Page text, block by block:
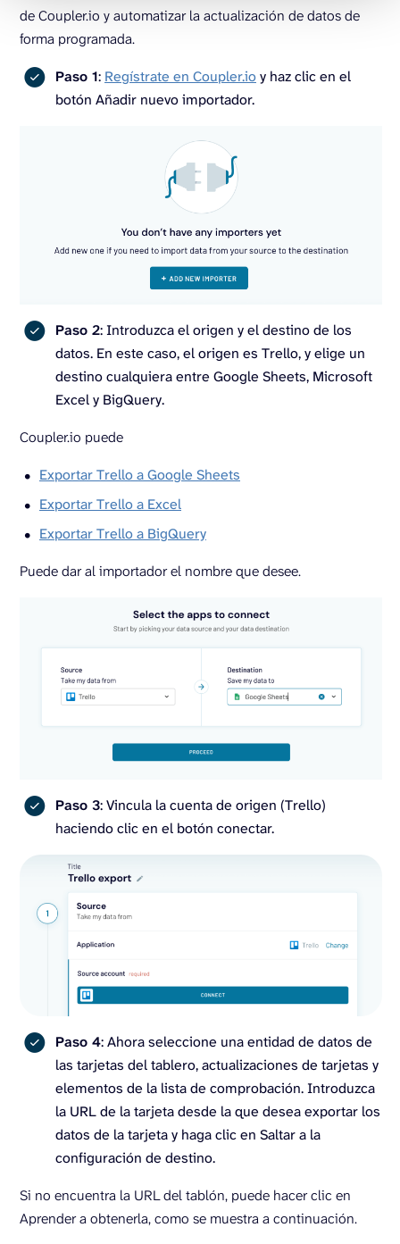
de Coupler.io y automatizar la actualización de datos de
forma programada.
Paso 1: Regístrate en Coupler.ioy haz clic en el
botón Añadir nuevo importador.
Paso 2: Introduzca el origen y el destino de los
datos. En este caso, el origen es Trello, y elige un
destino cualquiera entre Google Sheets, Microsoft
Excel y BigQuery.
Coupler.io puede
Exportar Trello a Google Sheets
Exportar Trello a Excel
Exportar Trello a BigQuery
Puede dar al importador el nombre que desee.
Paso 3: Vincula la cuenta de origen (Trello)
haciendo clic en el botón conectar.
Paso 4: Ahora seleccione una entidad de datos de
las tarjetas del tablero, actualizaciones de tarjetas y
elementos de la lista de comprobación. Introduzca
la URL de la tarjeta desde la que desea exportar los
datos de la tarjeta y haga clic en Saltar a la
configuración de destino.
Si no encuentra la URL del tablón, puede hacer clic en
Aprender a obtenerla, como se muestra a continuación.